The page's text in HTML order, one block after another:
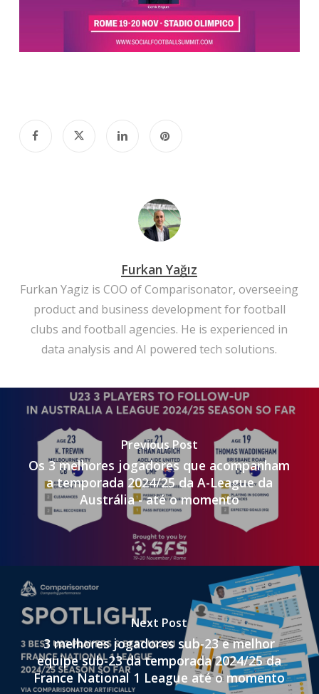
Furkan Yağız
Furkan Yagiz is COO of Comparisonator, overseeing
product and business development for football
clubs and football agencies. He is experienced in
data analysis and AI powered tech solutions.
Previous Post
Os 3 melhores jogadores que acompanham
a temporada 2024/25 da A-League da
Austrália - até o momento
Next Post
3 melhores jogadores sub-23 e melhor
equipe sub-23 da temporada 2024/25 da
France National 1 League até o momento